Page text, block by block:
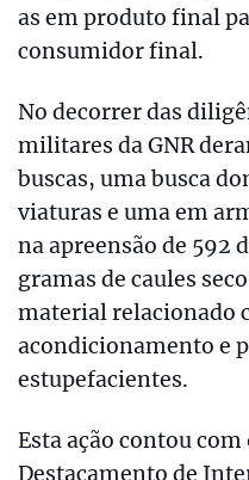
as em produto final
consumidor final.
No decorrer das
militares da GNR
buscas, uma busca
viaturas e uma em
na apreensão de 592
gramas de caules
material relacionado
acondicionamento e
estupefacientes.
Esta ação contou
Destacamento de